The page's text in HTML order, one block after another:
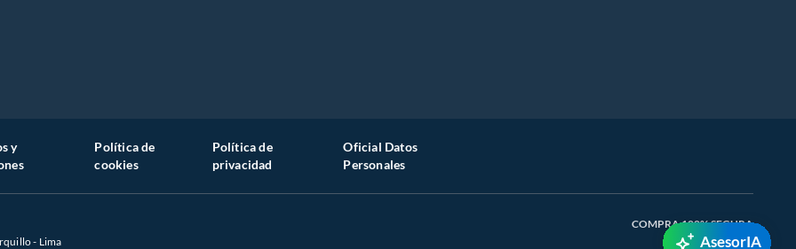
AsesorIA
y
Política de
cookies
Política de
privacidad
Oficial Datos
Personales
- Lima
COMPRA 100% SEGURA